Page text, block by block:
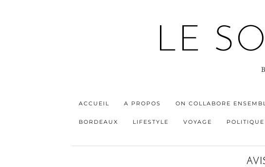
LE
ACCUEIL A PROPOS ON COLLABORE
BORDEAUX LIFESTYLE VOYAGE